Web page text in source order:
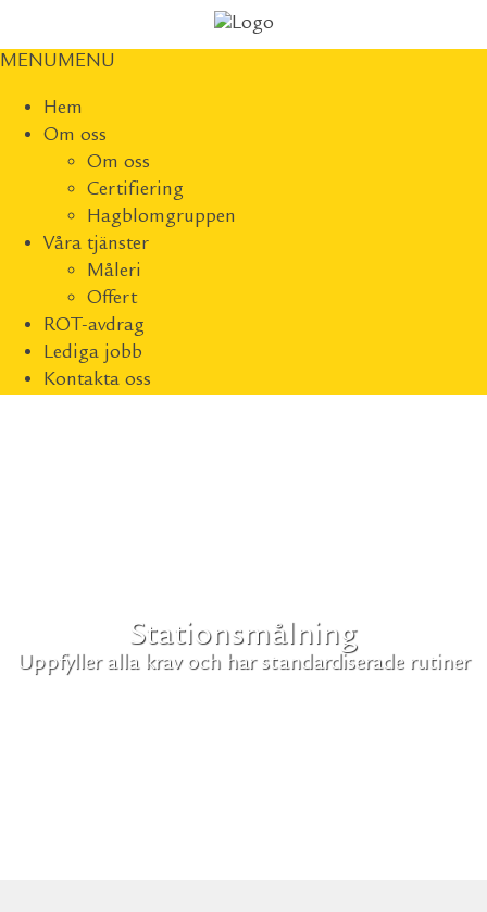
MENUMENU
Hem
Om oss
Om oss
Certifiering
Hagblomgruppen
Våra tjänster
Måleri
Offert
ROT-avdrag
Lediga jobb
Kontakta oss
Stationsmålning
Uppfyller alla krav och har standardiserade rutiner